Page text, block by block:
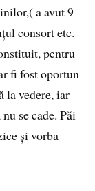
a avut 9
consort etc.
pentru
fi fost oportun
la vedere, iar
se cade. Păi
și vorba